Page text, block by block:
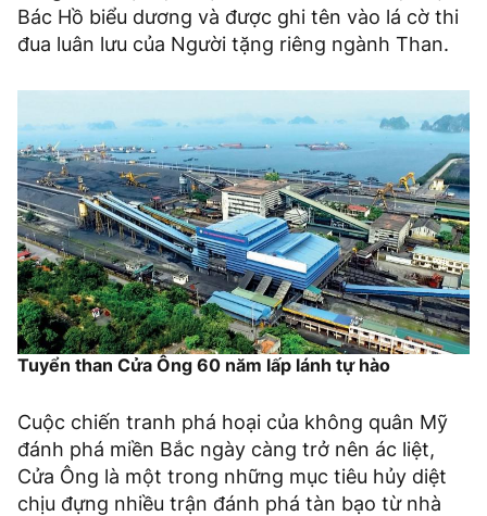
Bác Hồ biểu dương và được ghi tên vào lá cờ thi
đua luân lưu của Người tặng riêng ngành Than.
Tuyển than Cửa Ông 60 năm lấp lánh tự hào
Cuộc chiến tranh phá hoại của không quân Mỹ
đánh phá miền Bắc ngày càng trở nên ác liệt,
Cửa Ông là một trong những mục tiêu hủy diệt
chịu đựng nhiều trận đánh phá tàn bạo từ nhà